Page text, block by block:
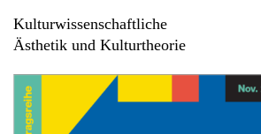
Kulturwissenschaftliche
Ästhetik und Kulturtheorie